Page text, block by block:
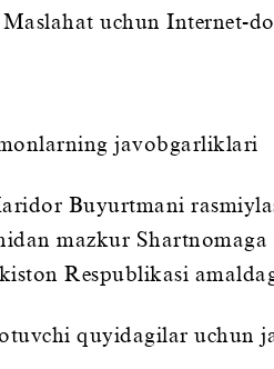
Maslahat uchun Internet-
javobgarliklari
Buyurtmani
mazkur
Respublikasi
quyidagilar uchun